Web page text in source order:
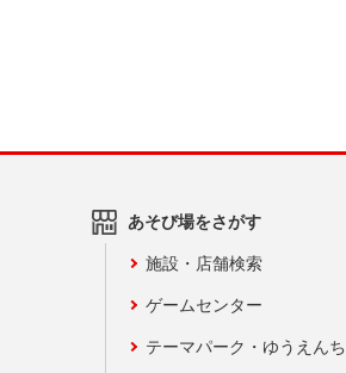
あそび場をさがす
施設・店舗検索
ゲームセンター
テーマパーク・ゆうえんち